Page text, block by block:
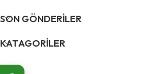
SON GÖNDERILER
KATAGORILER